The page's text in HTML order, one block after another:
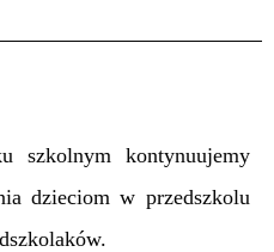
kontynuujemy
dzieciom w przedszkolu